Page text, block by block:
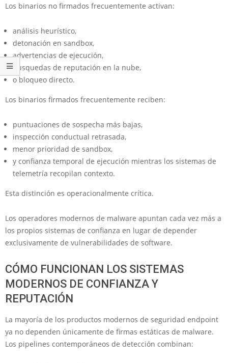
Los binarios no firmados frecuentemente activan:
análisis heurístico,
detonación en sandbox,
advertencias de ejecución,
búsquedas de reputación en la nube,
o bloqueo directo.
Los binarios firmados frecuentemente reciben:
puntuaciones de sospecha más bajas,
inspección conductual retrasada,
menor prioridad de sandbox,
y confianza temporal de ejecución mientras los sistemas de
telemetría recopilan contexto.
Esta distinción es operacionalmente crítica.
Los operadores modernos de malware apuntan cada vez más a
los propios sistemas de confianza en lugar de depender
exclusivamente de vulnerabilidades de software.
CÓMO FUNCIONAN LOS SISTEMAS
MODERNOS DE CONFIANZA Y
REPUTACIÓN
La mayoría de los productos modernos de seguridad endpoint
ya no dependen únicamente de firmas estáticas de malware.
Los pipelines contemporáneos de detección combinan: